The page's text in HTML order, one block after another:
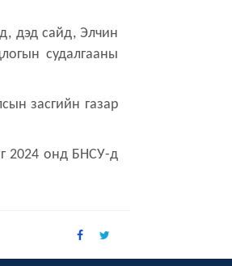
дэд сайд, Элчин
судалгааны
засгийн газар
2024 онд БНСУ-д